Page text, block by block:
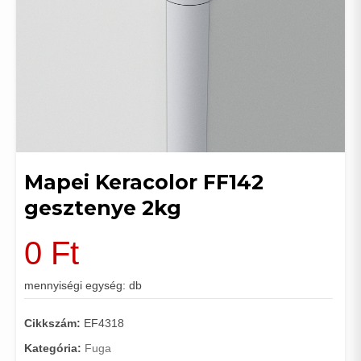
Mapei Keracolor FF142
gesztenye 2kg
0 Ft
mennyiségi egység: db
Cikkszám: EF4318
Kategória: Fuga